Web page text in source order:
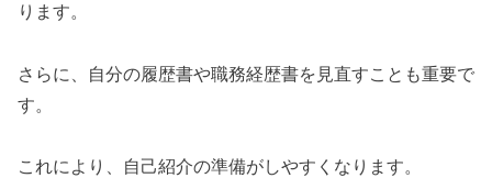
ります。
さらに、自分の履歴書や職務経歴書を見直すことも重要で
す。
これにより、自己紹介の準備がしやすくなります。